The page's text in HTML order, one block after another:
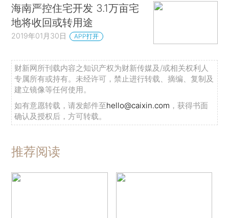
海南严控住宅开发 3.1万亩宅
地将收回或转用途
2019年01月30日 APP打开
财新网所刊载内容之知识产权为财新传媒及/或相关权利人
专属所有或持有。未经许可，禁止进行转载、摘编、复制及
建立镜像等任何使用。
如有意愿转载，请发邮件至hello@caixin.com ，获得书面
确认及授权后，方可转载。
推荐阅读